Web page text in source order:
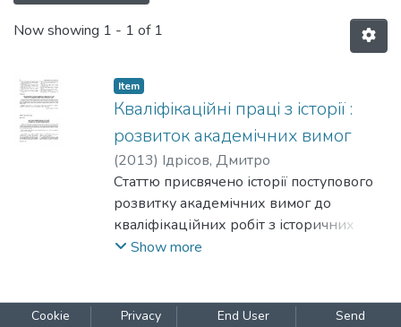
Now showing 1 - 1 of 1
Item
Кваліфікаційні праці з історії :
розвиток академічних вимог
(2013) Ідрісов, Дмитро
Статтю присвячено історії поступового
розвитку академічних вимог до
кваліфікаційних робіт з історичних
наук на теренах сучасної України. Ці
розробки як основних фахових вимог.
Show more
Cookie
Privacy
End User
Send